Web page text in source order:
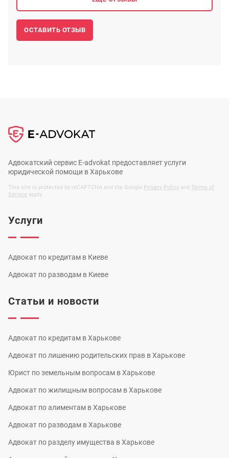
ОСТАВИТЬ ОТЗЫВ
Адвокатский сервис E-advokat предоставляет услуги
юридической помощи в Харькове
This site is protected by reCAPTCHA and the Google Privacy Policy and Terms of
Service apply.
Услуги
Адвокат по кредитам в Киеве
Адвокат по разводам в Киеве
Статьи и новости
Адвокат по кредитам в Харькове
Адвокат по лишению родительских прав в Харькове
Юрист по земельным вопросам в Харькове
Адвокат по жилищным вопросам в Харькове
Адвокат по алиментам в Харькове
Адвокат по разводам в Харькове
Адвокат по разделу имущества в Харькове